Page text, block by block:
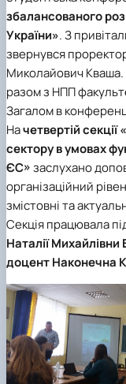
збалансованого
України». З
звернувся
Миколайович Кваша.
разом з НПП
Загалом в
Начетвертій
сектору в умовах
ЄС»заслухано
організаційний
змістовні та
Секція працювала
Наталії
доцент Наконечна